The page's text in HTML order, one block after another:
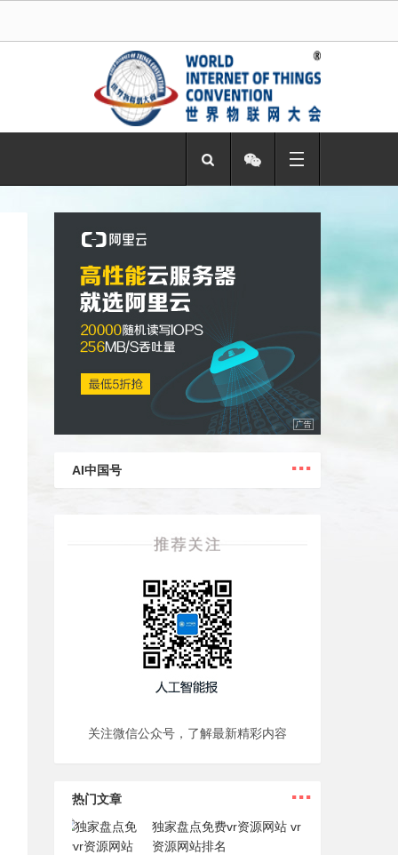
AI中国号 ...
关注微信公众号，了解最新精彩内容
热门文章 ...
独家盘点免费vr资源网站 vr
资源网站排名